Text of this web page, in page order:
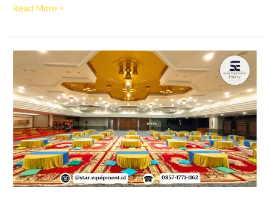
SEWA
PERMADANI
DEPOK
LANTAI
ANDA
Read More »